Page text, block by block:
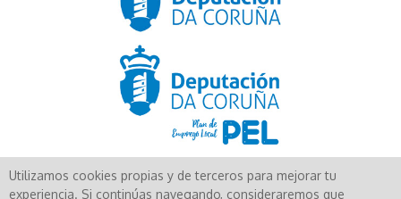
Utilizamos cookies propias y de terceros para mejorar tu
experiencia. Si continúas navegando, consideraremos que
Aún no existen valoraciones para este producto.